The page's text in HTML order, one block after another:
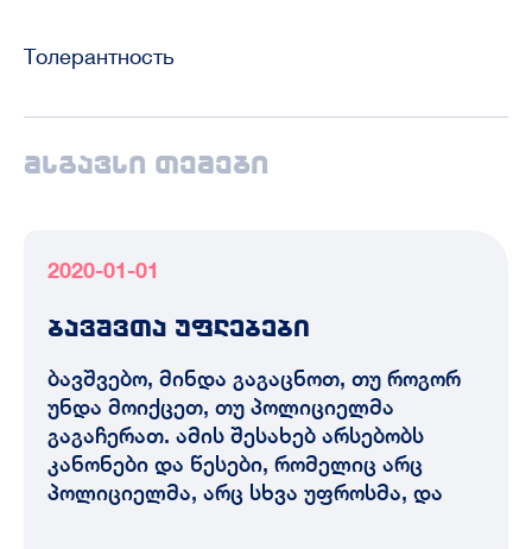
Толерантность
მსგავსი თემები
2020-01-01
ბავშვთა უფლებები
ბავშვებო, მინდა გაგაცნოთ, თუ როგორ
უნდა მოიქცეთ, თუ პოლიციელმა
გაგაჩერათ. ამის შესახებ არსებობს
კანონები და წესები, რომელიც არც
პოლიციელმა, არც სხვა უფროსმა, და